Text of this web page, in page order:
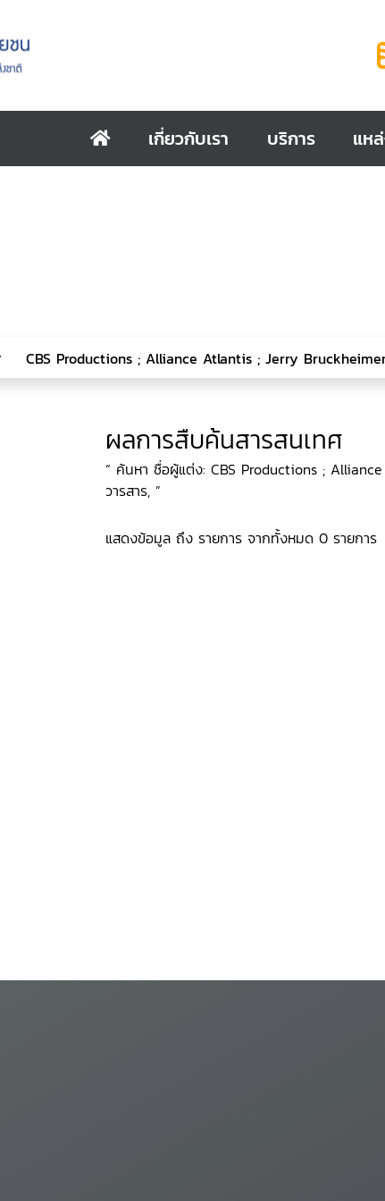
เกี่ยวกับเรา บริการ แห
ผลการสืบค้นสารสนเทศ
“ ค้นหา ชื่อผู้แต่ง: CBS Productions ;
วารสาร, ”
แสดงข้อมูล ถึง รายการ จากทั้งหมด 0 รายการ